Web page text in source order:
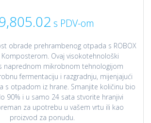
s PDV-om
obrade prehrambenog otpada s ROBOX
Komposterom. Ovaj visokotehnološki
naprednom mikrobnom tehnologijom
fermentaciju i razgradnju, mijenjajući
s otpadom iz hrane. Smanjite količinu bio
90% i u samo 24 sata stvorite hranjivi
za upotrebu u vašem vrtu ili kao
proizvod za ponudu.